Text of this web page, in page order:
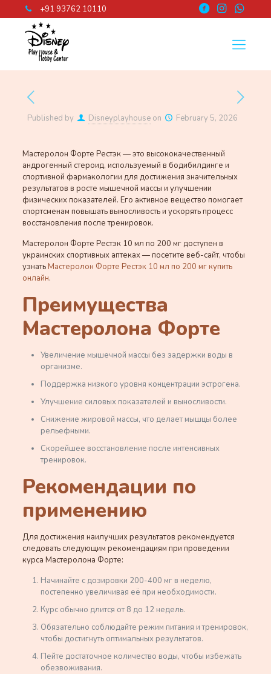
+91 93762 10110
Published by Disneyplayhouse on February 5, 2026
Мастеролон Форте Рестэк — это высококачественный
андрогенный стероид, используемый в бодибилдинге и
спортивной фармакологии для достижения значительных
результатов в росте мышечной массы и улучшении
физических показателей. Его активное вещество помогает
спортсменам повышать выносливость и ускорять процесс
восстановления после тренировок.
Мастеролон Форте Рестэк 10 мл по 200 мг доступен в
украинских спортивных аптеках — посетите веб-сайт, чтобы
узнать Мастеролон Форте Рестэк 10 мл по 200 мг купить
онлайн.
Преимущества
Мастеролона Форте
Увеличение мышечной массы без задержки воды в
организме.
Поддержка низкого уровня концентрации эстрогена.
Улучшение силовых показателей и выносливости.
Снижение жировой массы, что делает мышцы более
рельефными.
Скорейшее восстановление после интенсивных
тренировок.
Рекомендации по
применению
Для достижения наилучших результатов рекомендуется
следовать следующим рекомендациям при проведении
курса Мастеролона Форте:
Начинайте с дозировки 200-400 мг в неделю,
постепенно увеличивая её при необходимости.
Курс обычно длится от 8 до 12 недель.
Обязательно соблюдайте режим питания и тренировок,
чтобы достигнуть оптимальных результатов.
Пейте достаточное количество воды, чтобы избежать
обезвоживания.